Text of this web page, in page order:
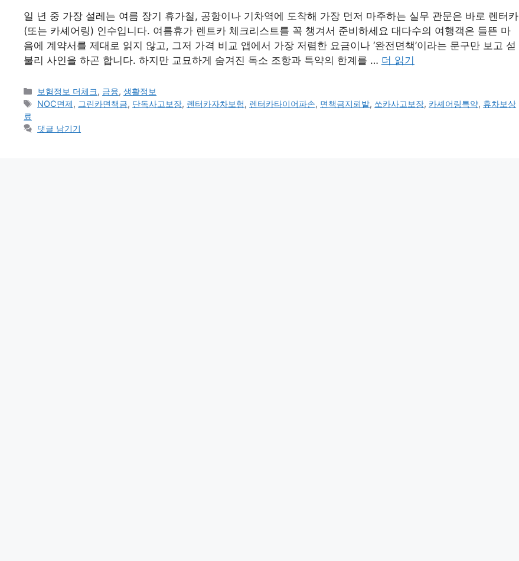
일 년 중 가장 설레는 여름 장기 휴가철, 공항이나 기차역에 도착해 가장 먼저 마주하는 실무 관문은 바로 렌터카
(또는 카셰어링) 인수입니다. 여름휴가 렌트카 체크리스트를 꼭 챙겨서 준비하세요 대다수의 여행객은 들뜬 마
음에 계약서를 제대로 읽지 않고, 그저 가격 비교 앱에서 가장 저렴한 요금이나 ‘완전면책’이라는 문구만 보고 섣
불리 사인을 하곤 합니다. 하지만 교묘하게 숨겨진 독소 조항과 특약의 한계를 … 더 읽기
카
테
리
보험정보 더체크, 금융,생활정보
태
NOC면제, 그린카면책금, 단독사고보장, 렌터카자차보험, 렌터카타이어파손, 면책금지뢰밭, 쏘카사고보장, 카셰어링특약, 휴차보상
료
댓글 남기기